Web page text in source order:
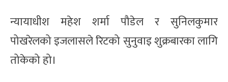
न्यायाधीश महेश शर्मा पौडेल र सुनिलकुमार
पोखरेलको इजलासले रिटको सुनुवाइ शुक्रबारका लागि
तोकेको हो।